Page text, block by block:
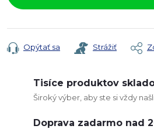
Opýtať sa Strážiť
Tisíce produktov
Široký výber, aby ste si vždy
Doprava zadarmo nad